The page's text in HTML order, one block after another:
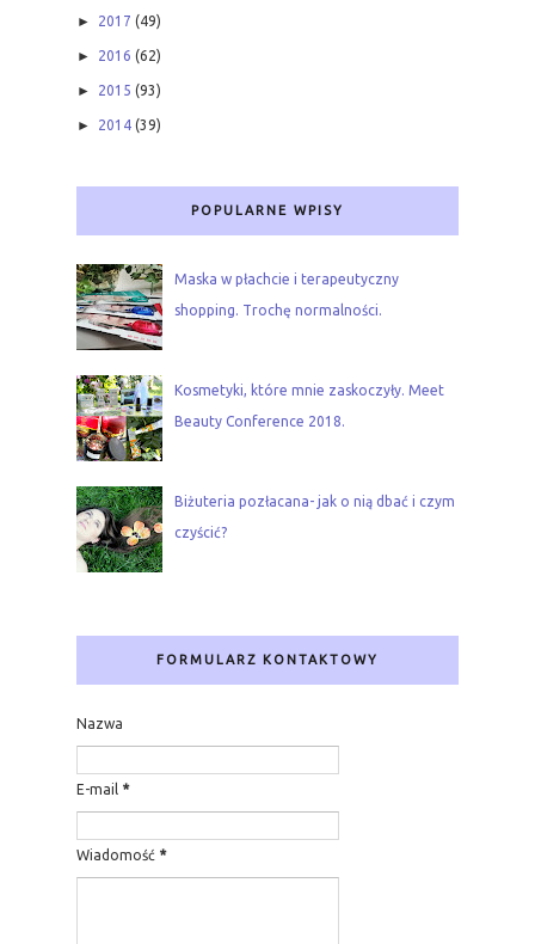
► 2017 (49)
► 2016 (62)
► 2015 (93)
► 2014 (39)
POPULARNE WPISY
Maska w płachcie i terapeutyczny
shopping. Trochę normalności.
Kosmetyki, które mnie zaskoczyły. Meet
Beauty Conference 2018.
Biżuteria pozłacana- jak o nią dbać i czym
czyścić?
FORMULARZ KONTAKTOWY
Nazwa
E-mail *
Wiadomość *